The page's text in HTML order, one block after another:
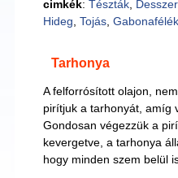
cimkék: Tészták,
Hideg Tojás, Gabonafélék
Tarhonya
A felforrósított olajon,
pirítjuk a tarhonyát, amíg
Gondosan végezzük a
kevergetve, a tarhonya
hogy minden szem belül